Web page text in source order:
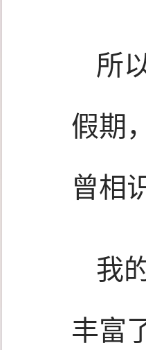
所
假期
曾相
我
丰富